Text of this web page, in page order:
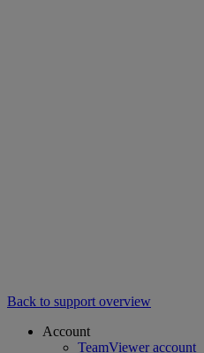
Back to support overview
Account
TeamViewer account